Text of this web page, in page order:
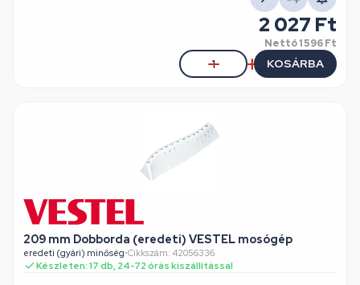
2 027 Ft
Nettó1 596 Ft
KOSÁRBA
209 mm Dobborda (eredeti) VESTEL mosógép
eredeti (gyári) minőség•Cikkszám: 42056336
Készleten: 17 db, 24-72 órás kiszállítással